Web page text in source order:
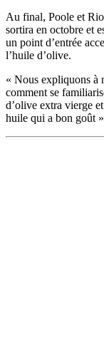
Au final, Poole et
sortira en octobre et
un point d’entrée
l’huile d’olive.
« Nous expliquons à
comment se
d’olive extra vierge
huile qui a bon goût